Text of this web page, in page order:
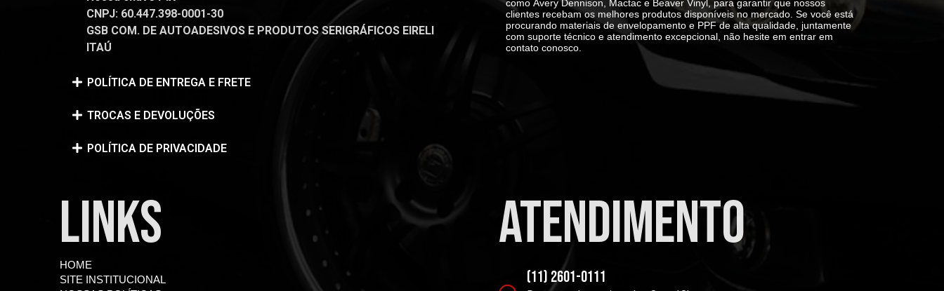
CNPJ: 60.447.398-0001-30
GSB COM. DE AUTOADESIVOS E PRODUTOS SERIGRÁFICOS EIRELI
ITAÚ
POLÍTICA DE ENTREGA E FRETE
TROCAS E DEVOLUÇÕES
POLÍTICA DE PRIVACIDADE
como Avery Dennison, Mactac e Beaver Vinyl, para garantir que nossos
clientes recebam os melhores produtos disponíveis no mercado. Se você está
procurando materiais de envelopamento e PPF de alta qualidade, juntamente
com suporte técnico e atendimento excepcional, não hesite em entrar em
contato conosco.
LINKS
HOME
SITE INSTITUCIONAL
atendimento
(11) 2601-0111